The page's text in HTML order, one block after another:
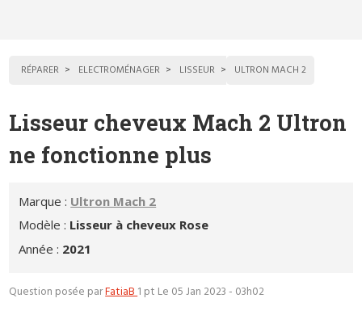
RÉPARER ELECTROMÉNAGER LISSEUR ULTRON MACH 2
Lisseur cheveux Mach 2 Ultron
ne fonctionne plus
Marque : Ultron Mach 2
Modèle : Lisseur à cheveux Rose
Année : 2021
Question posée parFatiaB1 pt Le 05 Jan 2023 - 03h02